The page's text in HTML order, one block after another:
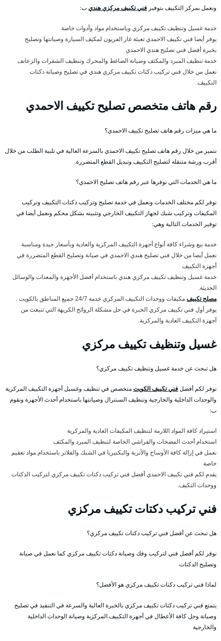
ونعمل بمركز التكييف بتوفير فني تكييف مركزي هنديب:
خدمة غسيل وتنظيف تكييف مركزي وباستخدام مواد وأدوات خاصة
يوفر أيضا فني تكييف الاحمدي تعبئة غاز الفريون لمكيف السيارة وصيانتها وتصليح
بخبرة أفضل فني تصليح هندي الاحمدي
خدمة تنظيف المبرد والمكثف وصيانة الضاغط والمحرك وتنظيف الشفرات والزعانف
نعمل من خلال فني تركيب دكتات تكييف مركزي هندي في تصليح وصيانة دكتات
التكييف.
رقم هاتف متخصص تصليح تكييف الاحمدي
ما هي ميزات رقم هاتف تصليح تكييف الاحمدي؟
نتميز من خلال رقم هاتف تصليح تكييف الاحمدي بالسرعة العالية في تلبية الطلب من خلال
أقرب ورشة متنقلة لتصليح التكييف وتبديل القطع المتضررة.
ما هي الخدمات التي نوفرها عبر رقم هاتف تصليح الاحمدي؟
نوفر لكم مختلف الخدمات ونعمل في خدمة تصليح وتركيب دكتات التكييف وتركيب
المكيفات وتركيب شبك لجهاز التكييف الخارجي وتثبيته بشكل محكم ونعمل أيضا في
توفير الخدمات التالية وهي:
خدمة بيع وشراء كافة أنواع أجهزة التكييف المركزية والعادية وبأسعار جيدة ومناسبة
نعمل أيضا من خلال فني تصليح هندي الاحمدي في صيانة وتصليح القطع المتضررة في
أجهزة التكييف
خدمة غسيل وتنظيف تكييف مركزي هندي باستخدام أفضل الأجهزة والمعدات والوسائل
الحديثة.
مصلح تكييفمكيفات ووحدات التكييف المركزي خدمة 24/7 جميع المناطق بالكويت .
يوفر أول فني تكييف مركزي الخبرة في حل مشكلة الروائح الكريهة التي تنبعث من
أجهزة التكييف العادية والمركزية.
غسيل وتنظيف تكييف مركزي
هل تبحث عن خدمة غسيل وتنظيف تكييف مركزي؟
نوفر لكم أفضلفني تكييف الكويتمتخصص في تنظيف وغسيل أجهزة التكييف المركزية
والوحدات الداخلية والخارجية وتنظيف السنترال وصيانتها باستخدام أحدث الأجهزة ونقوم
ب:
استيراد كافة المواد اللازمة لتنظيف المكيفات العادية والمركزية
استخدام أحدث المضخات والفراشي الخاصة لتنظيف المبرد والمكثف
نعمل في إزالة كافة الأوساخ والأتربة والبكتيريا في الشبك والفلاتر باستخدام مواد تعقيم
خاصة
يقدم لكم فني تكييف الاحمدي أفضل فني تركيب دكتات تكييف مركزي لتركيب الدكتات
ووحدات التكيف.
فني تركيب دكتات تكييف مركزي
هل تبحث عن أفضل فني تركيب دكتات تكييف مركزي؟
نوفر لكم أفضل فني لتركيب وفك وصيانة دكتات تكييف مركزي كما نعمل في صيانة
وتصليح الدكتات
لماذا فني تركيب دكتات تكييف مركزي هو الأفضل؟
يتمتع فني تركيب دكتات تكييف مركزي بالخبرة العالية والسرعة في التنفيذ في تصليح
وصيانة وحل كافة الأعطال في أجهزة التكييف المركزية وصيانة الوحدات الداخلية
والخارجية